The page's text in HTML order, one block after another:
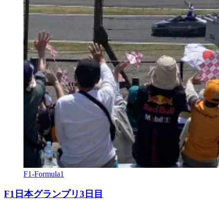
F1-Formula1
F1日本グランプリ3日目